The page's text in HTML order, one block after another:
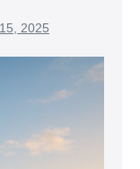
2025